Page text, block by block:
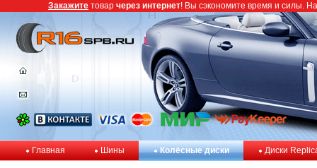
Главная Шины Колёсные диски Диски
Закажите товар через интернет! Вы сэкономите время и силы.